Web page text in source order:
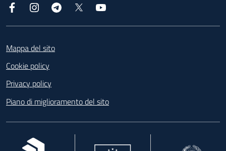
Facebook InstagramTelegram
Mappa del sito
Cookie policy
Privacy policy
Piano di miglioramento del sito
, apre in una nuova scheda